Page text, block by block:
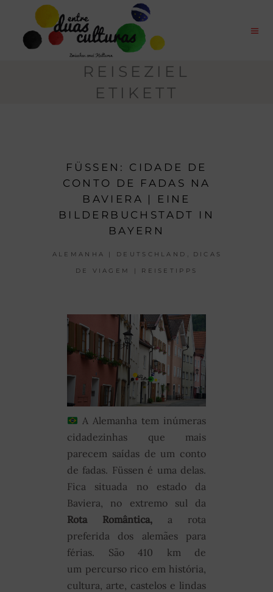
REISEZIEL
ETIKETT
FÜSSEN: CIDADE DE
CONTO DE FADAS NA
BAVIERA | EINE
BILDERBUCHSTADT IN
BAYERN
ALEMANHA | DEUTSCHLAND DICAS
DE VIAGEM | REISETIPPS
A Alemanha tem inúmeras
cidadezinhas que mais
parecem saídas de um conto
de fadas. Füssen é uma delas.
Fica situada no estado da
Baviera, no extremo sul da
Rota Romântica, a rota
preferida dos alemães para
férias. São 410 km de
um percurso rico em história,
cultura, arte, castelos e lindas